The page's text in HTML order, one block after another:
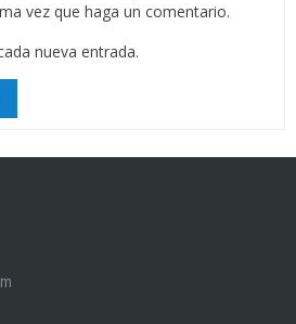
vez que haga un comentario.
nueva entrada.